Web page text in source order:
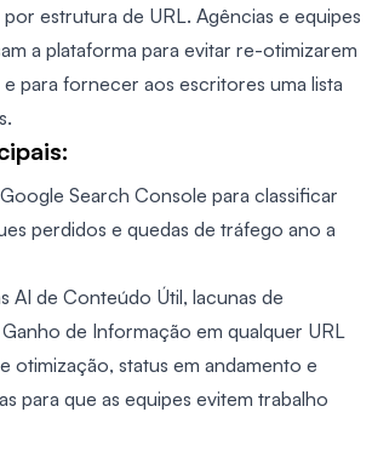
estrutura de URL. Agências e equipes
a plataforma para evitar re-otimizarem
e para fornecer aos escritores uma lista
Search Console para classificar
perdidos e quedas de tráfego ano a
AI de Conteúdo Útil, lacunas de
de Informação em qualquer URL
otimização, status em andamento e
para que as equipes evitem trabalho